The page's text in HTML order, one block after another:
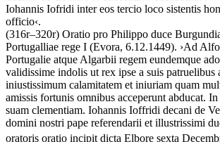
Iohannis Iofridi inter eos tercio loco sistentis
officio‹.
(316r–320r) Oratio pro Philippo duce
Portugalliae rege I (Evora, 6.12.1449). ›Ad
Portugalie atque Algarbii regem eundemque
validissime indolis ut rex ipse a suis patruelibus
iniustissimum calamitatem et iniuriam quam
amissis fortunis omnibus acceperunt abducat. In
suam clementiam. Iohannis Ioffridi decani de
domini nostri pape referendarii et illustrissimi
oratoris oratio incipit dicta Elbore sexta